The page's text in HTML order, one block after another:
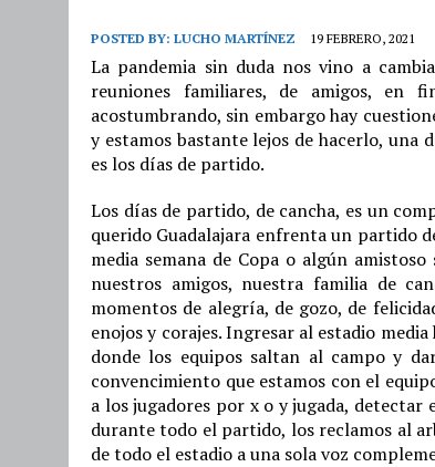
POSTED BY: LUCHO MARTÍNEZ 19 FEBRERO, 2021
La pandemia sin duda nos vino a
reuniones familiares, de amigos,
acostumbrando, sin embargo hay
y estamos bastante lejos de hacerlo, una
es los días de partido.
Los días de partido, de cancha, es un
querido Guadalajara enfrenta un partido
media semana de Copa o algún
nuestros amigos, nuestra familia de
momentos de alegría, de gozo, de
enojos y corajes. Ingresar al estadio
donde los equipos saltan al campo y
convencimiento que estamos con el
a los jugadores por x o y jugada,
durante todo el partido, los reclamos al
de todo el estadio a una sola voz